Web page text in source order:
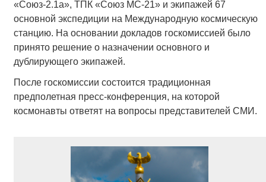
«Союз-2.1а», ТПК «Союз МС-21» и экипажей 67
основной экспедиции на Международную космическую
станцию. На основании докладов госкомиссией было
принято решение о назначении основного и
дублирующего экипажей.
После госкомиссии состоится традиционная
предполетная пресс-конференция, на которой
космонавты ответят на вопросы представителей СМИ.